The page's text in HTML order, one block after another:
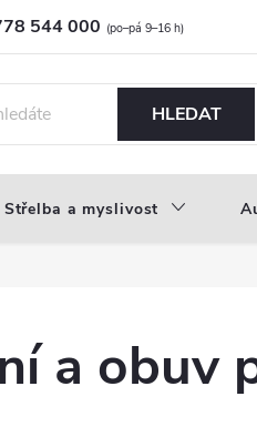
544 000Průvodce materiály
HLEDAT
Střelba a myslivost
a obuv